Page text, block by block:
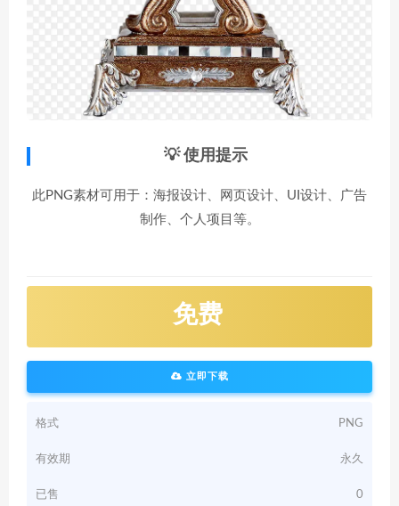
💡 使用提示
此PNG素材可用于：海报设计、网页设计、UI设计、广告
制作、个人项目等。
免费
立即下载
格式 PNG
有效期 永久
已售 0